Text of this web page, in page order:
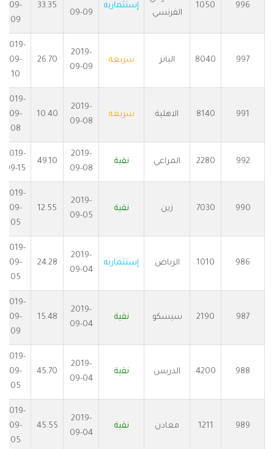
996
1050
الفرنسي
إستثماريه
09-09
33.35
09-
09
997
8040 اليانز سريعه
2019-
09-09
26.70
2019-
09-
10
991
8140 الاهلية سريعه
2019-
09-08
10.40
2019-
09-
08
992
2280 المراعي نقية
2019-
09-08
49.10
2019-
09-15
990
7030 زين نقية
2019-
09-05
12.55
2019-
09-
05
986
1010 الرياض إستثماريه
2019-
09-04
24.28
2019-
09-
05
987
2190 سيسكو نقية
2019-
09-04
15.48
2019-
09-
09
988
4200 الدريس نقية
2019-
09-04
45.70
2019-
09-
05
989
1211 معادن نقية
2019-
09-04
45.55
2019-
09-
05